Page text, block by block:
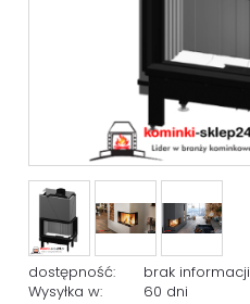
dostępność:
brak informacji
Wysyłka w:
60 dni